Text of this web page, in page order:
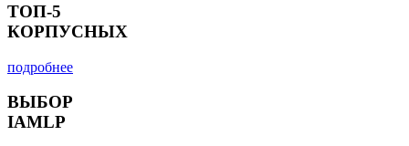
ТОП-5
КОРПУСНЫХ
подробнее
ВЫБОР
IAMLP